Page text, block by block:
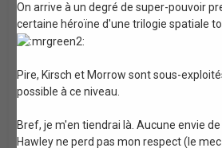
On arrive à un degré de super-pouvoir
certaine héroïne d'une trilogie spatiale
Pire, Kirsch et Morrow sont sous-
possible à ce niveau.
Bref, je m'en tiendrai là. Aucune envie
Hawley ne perd pas mon respect (le